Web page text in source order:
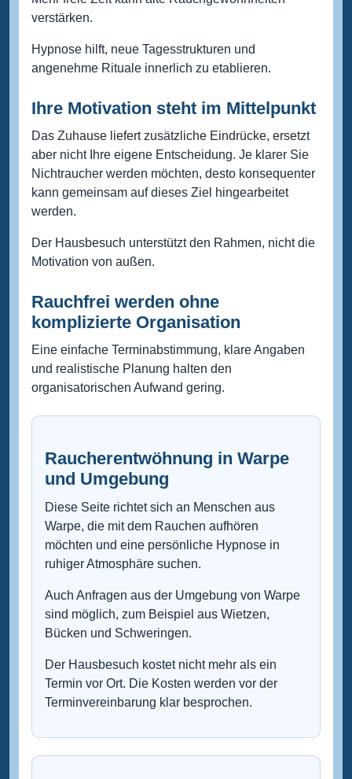
verstärken.
Hypnose hilft, neue Tagesstrukturen und
angenehme Rituale innerlich zu etablieren.
Ihre Motivation steht im Mittelpunkt
Das Zuhause liefert zusätzliche Eindrücke, ersetzt
aber nicht Ihre eigene Entscheidung. Je klarer Sie
Nichtraucher werden möchten, desto konsequenter
kann gemeinsam auf dieses Ziel hingearbeitet
werden.
Der Hausbesuch unterstützt den Rahmen, nicht die
Motivation von außen.
Rauchfrei werden ohne
komplizierte Organisation
Eine einfache Terminabstimmung, klare Angaben
und realistische Planung halten den
organisatorischen Aufwand gering.
Raucherentwöhnung in Warpe
und Umgebung
Diese Seite richtet sich an Menschen aus
Warpe, die mit dem Rauchen aufhören
möchten und eine persönliche Hypnose in
ruhiger Atmosphäre suchen.
Auch Anfragen aus der Umgebung von Warpe
sind möglich, zum Beispiel aus Wietzen,
Bücken und Schweringen.
Der Hausbesuch kostet nicht mehr als ein
Termin vor Ort. Die Kosten werden vor der
Terminvereinbarung klar besprochen.